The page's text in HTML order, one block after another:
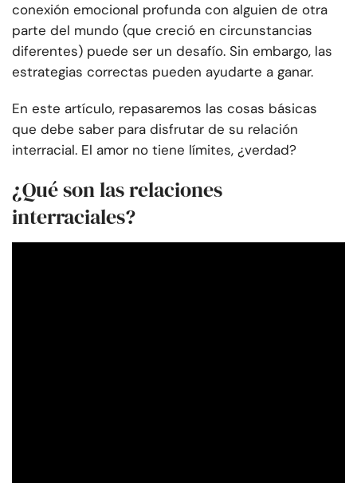
conexión emocional profunda con alguien de otra
parte del mundo (que creció en circunstancias
diferentes) puede ser un desafío. Sin embargo, las
estrategias correctas pueden ayudarte a ganar.
En este artículo, repasaremos las cosas básicas
que debe saber para disfrutar de su relación
interracial. El amor no tiene límites, ¿verdad?
¿Qué son las relaciones
interraciales?